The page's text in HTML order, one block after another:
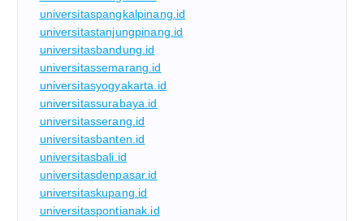
universitaspangkalpinang.id
universitastanjungpinang.id
universitasbandung.id
universitassemarang.id
universitasyogyakarta.id
universitassurabaya.id
universitasserang.id
universitasbanten.id
universitasbali.id
universitasdenpasar.id
universitaskupang.id
universitaspontianak.id